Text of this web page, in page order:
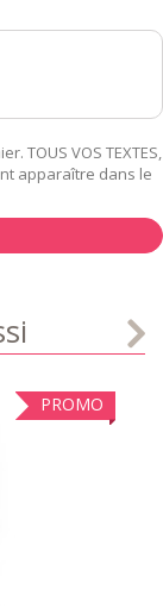
TOUS VOS TEXTES,
apparaître dans le
PROMO